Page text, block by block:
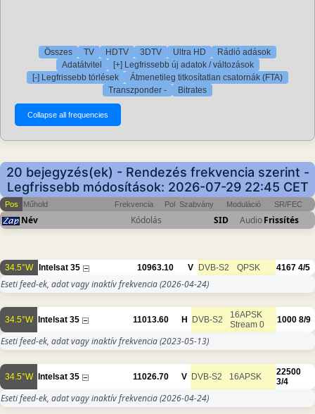
Összes TV HDTV 3DTV Ultra HD
Rádió adások
Adatátvitel
[+] Legfrissebb új adatok / változások
[-] Legfrissebb törlések
Átmenetileg titkosítatlan csatornák (FTA)
Transzponder -
Bitrates
20 bejegyzés(ek) - Rendezés frekvencia szerint -
Legfrissebb módosítások: 2026-07-29 22:45 CET
Pos Műhold Frekvencia Pol Szabvány Moduláció SR/FEC
Név Kódolás SID AudioFrissítés
34.5°W Intelsat 35 10963.10 V DVB-S2 QPSK 4167 4/5
Eseti feed-ek, adat vagy inaktív frekvencia(2026-04-24)
34.5°W Intelsat 35 11013.60 H DVB-S2
16APSK
Stream 0
1000 8/9
Eseti feed-ek, adat vagy inaktív frekvencia(2023-05-13)
34.5°W Intelsat 35 11026.70 V DVB-S2 16APSK
22500
3/4
Eseti feed-ek, adat vagy inaktív frekvencia(2026-04-24)